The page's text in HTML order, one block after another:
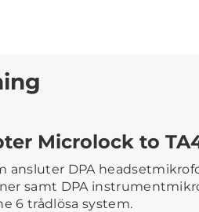
Microlock to
ansluter DPA
samt DPA
6 trådlösa system.